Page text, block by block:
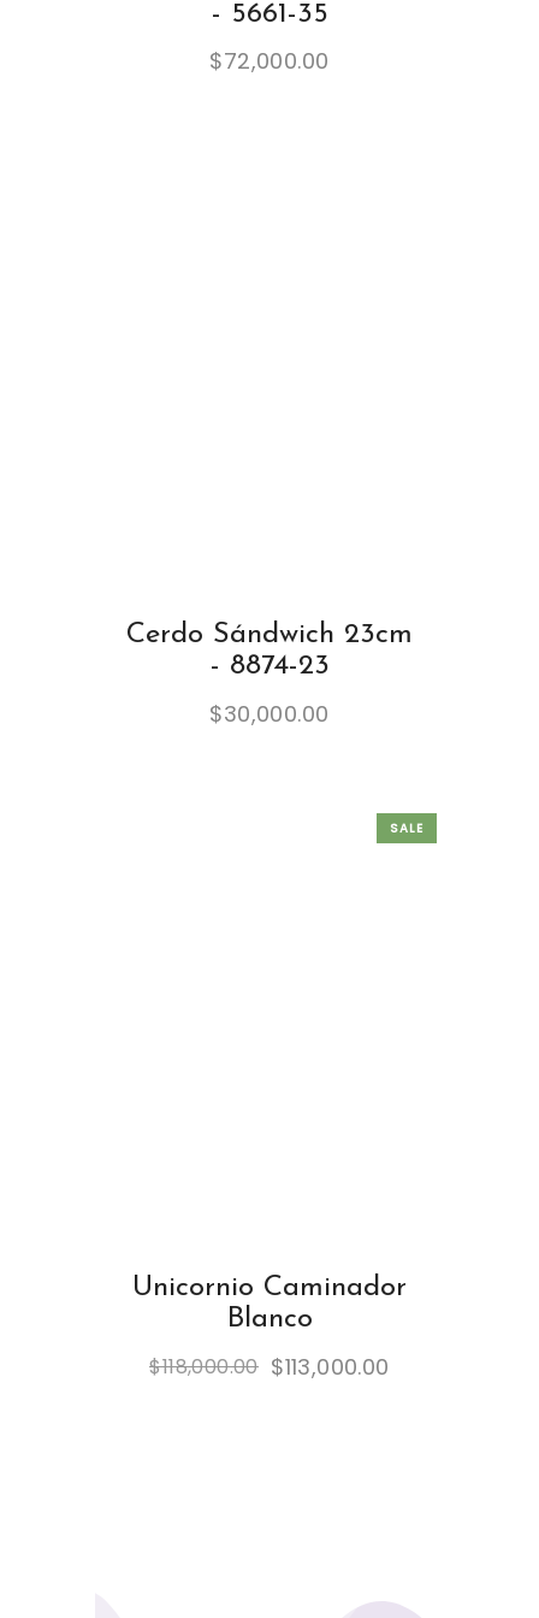
- 5661-35
$72,000.00
Cerdo Sándwich 23cm
- 8874-23
$30,000.00
SALE
Unicornio Caminador
Blanco
$118,000.00 $113,000.00